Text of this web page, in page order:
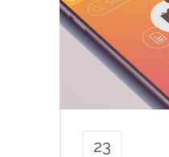
23